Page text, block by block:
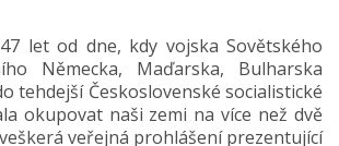
let od dne, kdy vojska Sovětského
Německa, Maďarska, Bulharska
tehdejší Československé socialistické
okupovat naši zemi na více než dvě
veřejná prohlášení prezentující